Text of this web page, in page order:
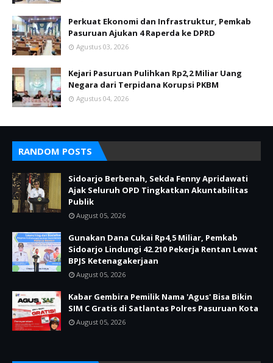
Perkuat Ekonomi dan Infrastruktur, Pemkab
Pasuruan Ajukan 4 Raperda ke DPRD
Agustus 03, 2026
Kejari Pasuruan Pulihkan Rp2,2 Miliar Uang
Negara dari Terpidana Korupsi PKBM
Agustus 04, 2026
RANDOM POSTS
Sidoarjo Berbenah, Sekda Fenny Apridawati
Ajak Seluruh OPD Tingkatkan Akuntabilitas
Publik
August 05, 2026
Gunakan Dana Cukai Rp4,5 Miliar, Pemkab
Sidoarjo Lindungi 42.210 Pekerja Rentan Lewat
BPJS Ketenagakerjaan
August 05, 2026
Kabar Gembira Pemilik Nama 'Agus' Bisa Bikin
SIM C Gratis di Satlantas Polres Pasuruan Kota
August 05, 2026